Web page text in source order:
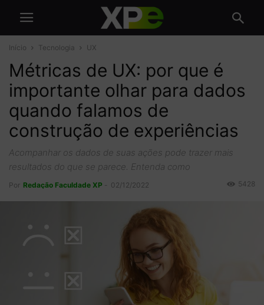
Início Tecnologia UX
Métricas de UX: por que é
importante olhar para dados
quando falamos de
construção de experiências
Acompanhar os dados de suas ações pode trazer mais
resultados do que se parece. Entenda como
Por Redação Faculdade XP 02/12/2022 5428